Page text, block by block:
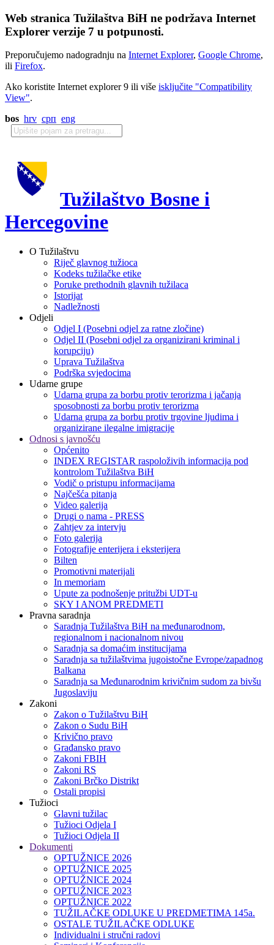
Web stranica Tužilaštva BiH ne podržava Internet
Explorer verzije 7 u potpunosti.
Preporučujemo nadogradnju na Internet Explorer, Google Chrome,
ili Firefox.
Ako koristite Internet explorer 9 ili više isključite "Compatibility
View".
bos hrv срп eng
Tužilaštvo Bosne i
Hercegovine
O Tužilaštvu
Riječ glavnog tužioca
Kodeks tužilačke etike
Poruke prethodnih glavnih tužilaca
Istorijat
Nadležnosti
Odjeli
Odjel I (Posebni odjel za ratne zločine)
Odjel II (Posebni odjel za organizirani kriminal i
korupciju)
Uprava Tužilaštva
Podrška svjedocima
Udarne grupe
Udarna grupa za borbu protiv terorizma i jačanja
sposobnosti za borbu protiv terorizma
Udarna grupa za borbu protiv trgovine ljudima i
organizirane ilegalne imigracije
Odnosi s javnošću
Općenito
INDEX REGISTAR raspoloživih informacija pod
kontrolom Tužilaštva BiH
Vodič o pristupu informacijama
Najčešća pitanja
Video galerija
Drugi o nama - PRESS
Zahtjev za intervju
Foto galerija
Fotografije enterijera i eksterijera
Bilten
Promotivni materijali
In memoriam
Upute za podnošenje pritužbi UDT-u
SKY I ANOM PREDMETI
Pravna saradnja
Saradnja Tužilaštva BiH na međunarodnom,
regionalnom i nacionalnom nivou
Saradnja sa domaćim institucijama
Saradnja sa tužilaštvima jugoistočne Evrope/zapadnog
Balkana
Saradnja sa Međunarodnim krivičnim sudom za bivšu
Jugoslaviju
Zakoni
Zakon o Тužilaštvu BiH
Zakon o Sudu BiH
Krivično pravo
Građansko pravo
Zakoni FBIH
Zakoni RS
Zakoni Brčko Distrikt
Ostali propisi
Tužioci
Glavni tužilac
Tužioci Odjela I
Tužioci Odjela II
Dokumenti
OPTUŽNICE 2026
OPTUŽNICE 2025
OPTUŽNICE 2024
OPTUŽNICE 2023
OPTUŽNICE 2022
TUŽILAČKE ODLUKE U PREDMETIMA 145a.
OSTALE TUŽILAČKE ODLUKE
Individualni i stručni radovi